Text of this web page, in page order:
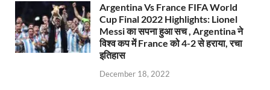
Argentina Vs France FIFA World
Cup Final 2022 Highlights: Lionel
Messi का सपना हुआ सच , Argentina ने
विश्व कप में France को 4-2 से हराया, रचा
इतिहास
December 18, 2022